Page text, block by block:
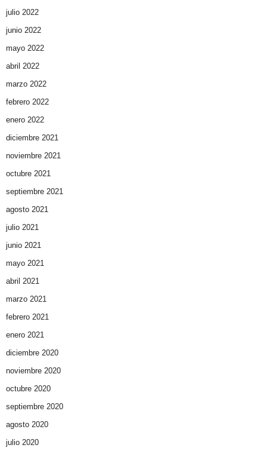
julio 2022
junio 2022
mayo 2022
abril 2022
marzo 2022
febrero 2022
enero 2022
diciembre 2021
noviembre 2021
octubre 2021
septiembre 2021
agosto 2021
julio 2021
junio 2021
mayo 2021
abril 2021
marzo 2021
febrero 2021
enero 2021
diciembre 2020
noviembre 2020
octubre 2020
septiembre 2020
agosto 2020
julio 2020